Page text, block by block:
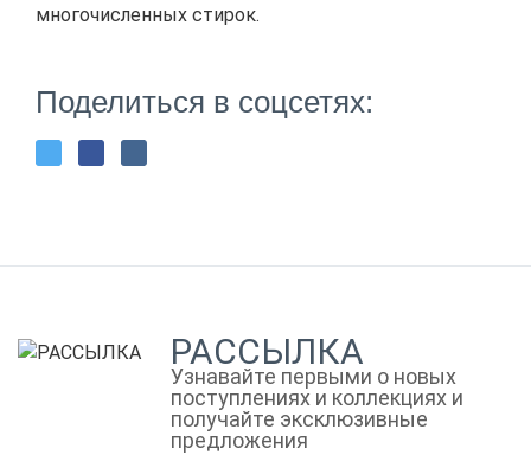
многочисленных стирок.
Поделиться в соцсетях:
РАССЫЛКА
Узнавайте первыми о новых
поступлениях и коллекциях и
получайте эксклюзивные
предложения